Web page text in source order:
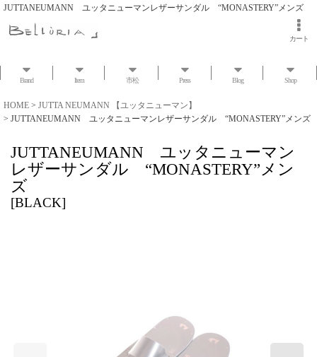
JUTTANEUMANN ユッタニューマンレザーサンダル “MONASTERY”メンズ
カート
Brand Item 市松 Press Blog Shop
HOME > JUTTA NEUMANN 【ユッタニューマン】
> JUTTANEUMANN ユッタニューマンレザーサンダル “MONASTERY”メンズ
JUTTANEUMANN ユッタニューマン
レザーサンダル “MONASTERY”メン
ズ
[BLACK]